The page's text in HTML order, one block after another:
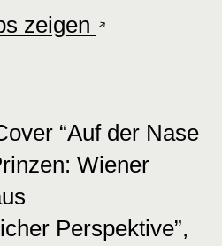
zeigen
“Auf der Nase
Wiener
Perspektive”,